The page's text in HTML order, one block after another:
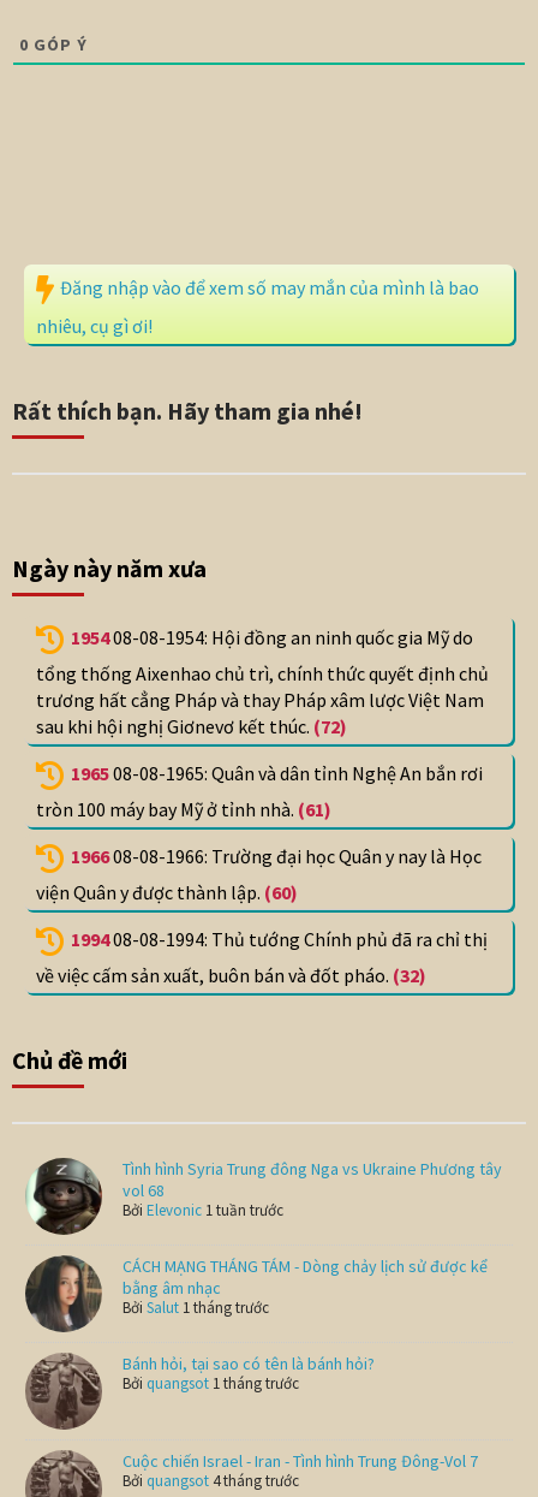
0 GÓP Ý
Đăng nhập vào để xem số may mắn của mình là bao
nhiêu, cụ gì ơi!
Rất thích bạn. Hãy tham gia nhé!
Ngày này năm xưa
195408-08-1954: Hội đồng an ninh quốc gia Mỹ do
tổng thống Aixenhao chủ trì, chính thức quyết định chủ
trương hất cẳng Pháp và thay Pháp xâm lược Việt Nam
sau khi hội nghị Giơnevơ kết thúc. (72)
196508-08-1965: Quân và dân tỉnh Nghệ An bắn rơi
tròn 100 máy bay Mỹ ở tỉnh nhà. (61)
196608-08-1966: Trường đại học Quân y nay là Học
viện Quân y được thành lập. (60)
199408-08-1994: Thủ tướng Chính phủ đã ra chỉ thị
về việc cấm sản xuất, buôn bán và đốt pháo. (32)
Chủ đề mới
Tình hình Syria Trung đông Nga vs Ukraine Phương tây
vol 68
BởiElevonic 1 tuần trước
CÁCH MẠNG THÁNG TÁM - Dòng chảy lịch sử được kể
bằng âm nhạc
BởiSalut 1 tháng trước
Bánh hỏi, tại sao có tên là bánh hỏi?
Bởi quangsot 1 tháng trước
Cuộc chiến Israel - Iran - Tình hình Trung Đông-Vol 7
Bởi quangsot 4 tháng trước